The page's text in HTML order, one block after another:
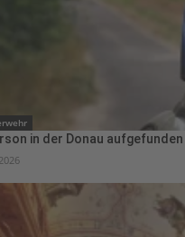
in der Donau aufgefunden